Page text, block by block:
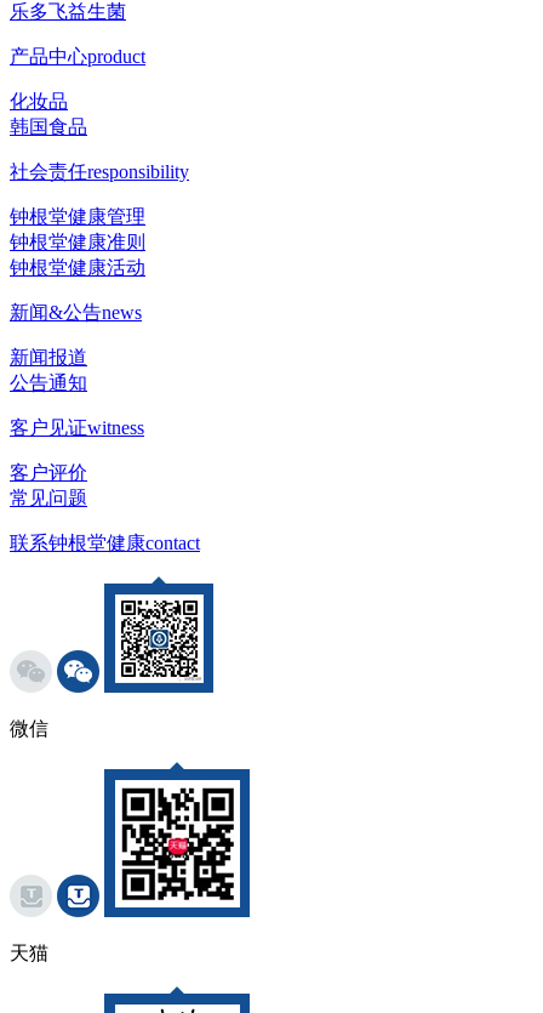
乐多飞益生菌
产品中心product
化妆品
韩国食品
社会责任responsibility
钟根堂健康管理
钟根堂健康准则
钟根堂健康活动
新闻&公告news
新闻报道
公告通知
客户见证witness
客户评价
常见问题
联系钟根堂健康contact
微信
天猫